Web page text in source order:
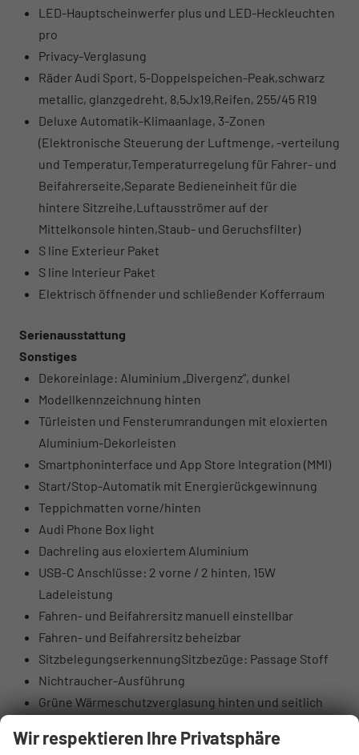
LED-Hauptscheinwerfer plus und LED-Heckleuchten
pro
Privacy-Verglasung
Räder Audi Sport, 5-Doppelspeichen-Peak,schwarz
metallic, glanzgedreht, 8,5Jx19,Reifen, 255/45 R19
Deluxe Automatik-Klimaanlage, 3-Zonen
(Elektronische Steuerung der Luftmenge, -verteilung
und Temperatur,Temperaturregelung für Fahrer- und
Beifahrerseite,Separate Bedieneinheit für die
hintere Sitzreihe,Luftausströmer auf der
Mittelkonsole hinten,Staub- und Geruchsfilter)
S line Exterieur Paket
S line Interieur Paket
Elektrisch öffnender und schließender Kofferraum
Serienausstattung
Sonstiges
Dekoreinlage: Aluminium „Divergenz“, dunkel
Modellkennzeichnung hinten
Türleisten und Fensterumrandungen mit eloxierten
Aluminium-Dekorleisten
Smartphoninterface und App Store Integration (MMI)
Start/Stop-Automatik mit Energierückgewinnung
Teppichmatten vorne/hinten
Audi Phone Box light
Dachreling aus eloxiertem Aluminium
USB-C Anschlüsse: 2 vorne / 2 hinten, 15W
Ladeleistung
Fahren- und Beifahrersitz manuell einstellbar
Fahren- und Beifahrersitz beheizbar
SitzbelegungserkennungSitzbezüge: Passage Stoff
Nichtraucher-Ausführung
Grüne Wärmeschutzverglasung hinten und seitlich
deaktivierbar)
Wir respektieren Ihre Privatsphäre